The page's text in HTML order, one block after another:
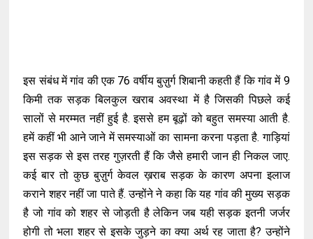
इस संबंध में गांव की एक 76 वर्षीय बुज़ुर्ग शिबानी कहती हैं कि गांव में 9
किमी तक सड़क बिलकुल खराब अवस्था में है जिसकी पिछले कई
सालों से मरम्मत नहीं हुई है. इससे हम बूढ़ों को बहुत समस्या आती है.
हमें कहीं भी आने जाने में समस्याओं का सामना करना पड़ता है. गाड़ियां
इस सड़क से इस तरह गुज़रती हैं कि जैसे हमारी जान ही निकल जाए.
कई बार तो कुछ बुज़ुर्ग केवल ख़राब सड़क के कारण अपना इलाज
कराने शहर नहीं जा पाते हैं. उन्होंने ने कहा कि यह गांव की मुख्य सड़क
है जो गांव को शहर से जोड़ती है लेकिन जब यही सड़क इतनी जर्जर
होगी तो भला शहर से इसके जुड़ने का क्या अर्थ रह जाता है? उन्होंने